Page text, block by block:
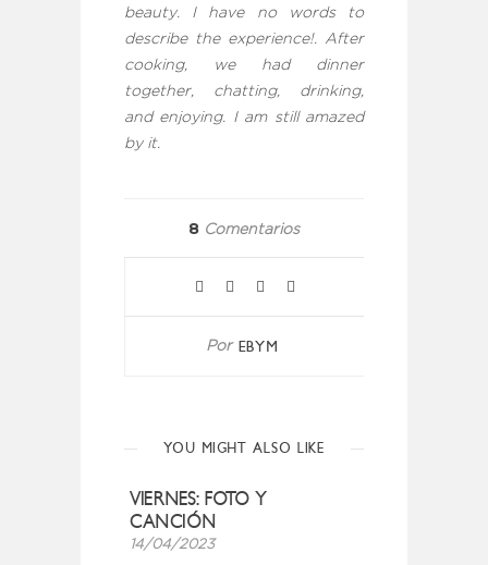
beauty. I have no words to
describe the experience!. After
cooking, we had dinner
together, chatting, drinking,
and enjoying. I am still amazed
by it.
8 Comentarios
Por EBYM
YOU MIGHT ALSO LIKE
VIERNES: FOTO Y
CANCIÓN
14/04/2023